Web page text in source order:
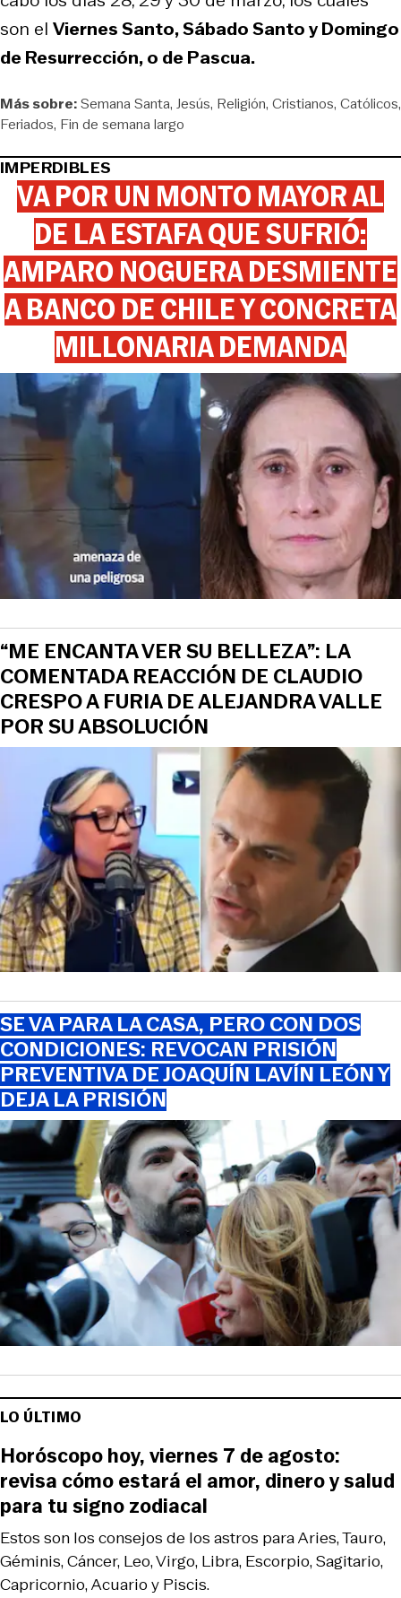
son el Viernes Santo, Sábado Santo y Domingo
de Resurrección, o de Pascua.
Más sobre:Semana Santa Jesús Religión Cristianos Católicos
Feriados Fin de semana largo
IMPERDIBLES
VA POR UN MONTO MAYOR AL
DE LA ESTAFA QUE SUFRIÓ:
AMPARO NOGUERA DESMIENTE
A BANCO DE CHILE Y CONCRETA
MILLONARIA DEMANDA
“ME ENCANTA VER SU BELLEZA”: LA
COMENTADA REACCIÓN DE CLAUDIO
CRESPO A FURIA DE ALEJANDRA VALLE
POR SU ABSOLUCIÓN
SE VA PARA LA CASA, PERO CON DOS
CONDICIONES: REVOCAN PRISIÓN
PREVENTIVA DE JOAQUÍN LAVÍN LEÓN Y
DEJA LA PRISIÓN
LO ÚLTIMO
Estos son los consejos de los astros para Aries, Tauro,
Géminis, Cáncer, Leo, Virgo, Libra, Escorpio, Sagitario,
Capricornio, Acuario y Piscis.
Horóscopo hoy, viernes 7 de agosto:
revisa cómo estará el amor, dinero y salud
para tu signo zodiacal